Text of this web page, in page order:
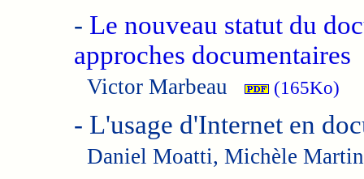
- Le nouveau statut du
approches documentaires
Victor Marbeau (165Ko)
- L'usage d'Internet en
Daniel Moatti, Michèle